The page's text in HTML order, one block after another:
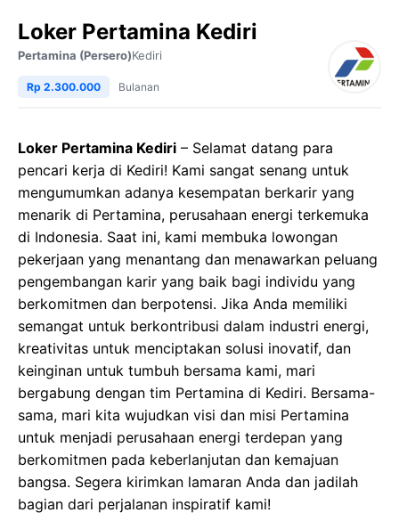
Loker Pertamina Kediri
Pertamina (Persero)Kediri
Rp 2.300.000 Bulanan
Loker Pertamina Kediri – Selamat datang para
pencari kerja di Kediri! Kami sangat senang untuk
mengumumkan adanya kesempatan berkarir yang
menarik di Pertamina, perusahaan energi terkemuka
di Indonesia. Saat ini, kami membuka lowongan
pekerjaan yang menantang dan menawarkan peluang
pengembangan karir yang baik bagi individu yang
berkomitmen dan berpotensi. Jika Anda memiliki
semangat untuk berkontribusi dalam industri energi,
kreativitas untuk menciptakan solusi inovatif, dan
keinginan untuk tumbuh bersama kami, mari
bergabung dengan tim Pertamina di Kediri. Bersama-
sama, mari kita wujudkan visi dan misi Pertamina
untuk menjadi perusahaan energi terdepan yang
berkomitmen pada keberlanjutan dan kemajuan
bangsa. Segera kirimkan lamaran Anda dan jadilah
bagian dari perjalanan inspiratif kami!